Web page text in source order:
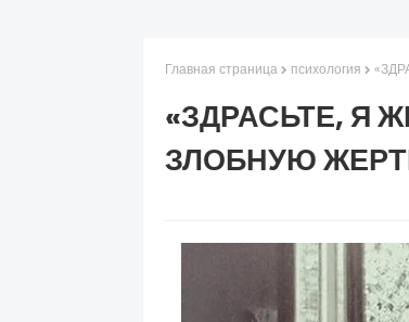
Главная страница психология
«ЗДРАСЬТЕ, Я
ЗЛОБНУЮ